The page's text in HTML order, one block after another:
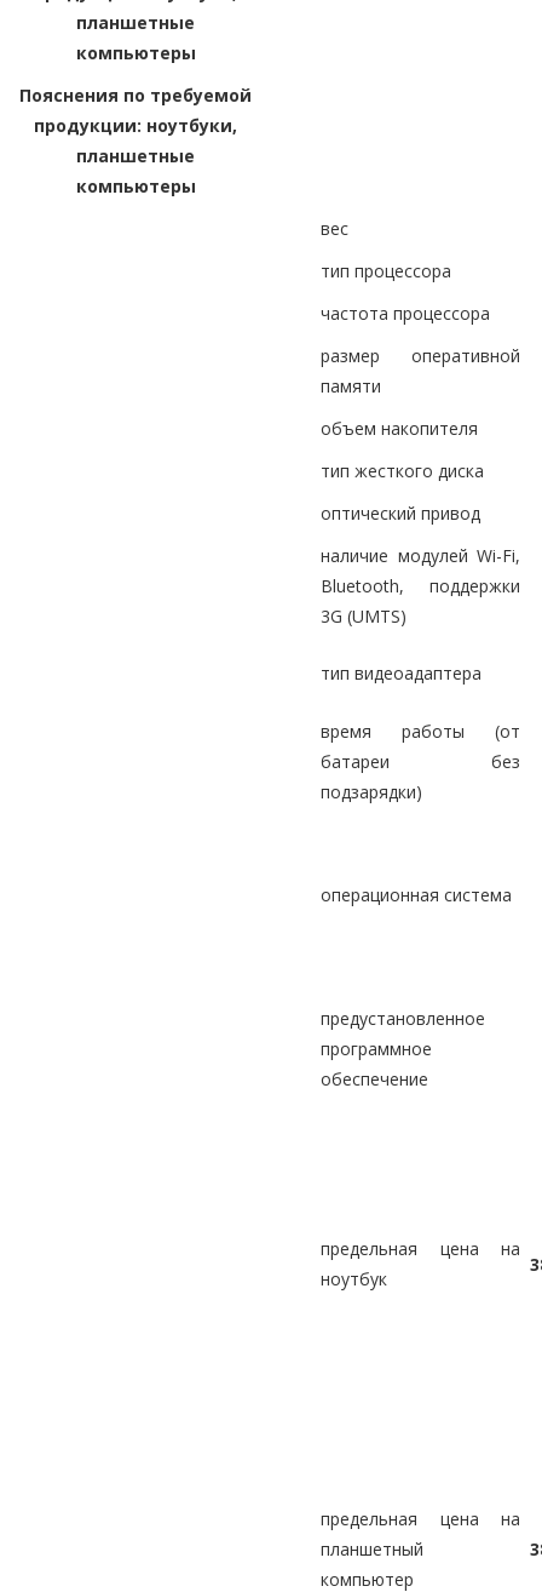
планшетные
компьютеры
Пояснения по требуемой
продукции: ноутбуки,
планшетные
компьютеры
вес
тип процессора
частота процессора
размер оперативной
памяти
объем накопителя
тип жесткого диска
оптический привод
наличие модулей Wi-Fi,
Bluetooth, поддержки
3G (UMTS)
тип видеоадаптера
время работы (от
батареи без
подзарядки)
операционная система
предустановленное
программное
обеспечение
предельная цена на
ноутбук
предельная цена на
планшетный
компьютер